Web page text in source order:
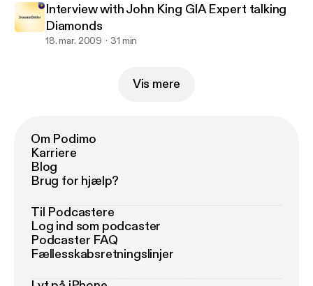
Interview with John King GIA Expert talking
Diamonds
18. mar. 2009 31 min
Vis mere
Om Podimo
Karriere
Blog
Brug for hjælp?
Til Podcastere
Log ind som podcaster
Podcaster FAQ
Fællesskabsretningslinjer